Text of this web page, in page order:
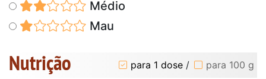
Médio
Mau
Nutrição para 1 dose / para 100 g